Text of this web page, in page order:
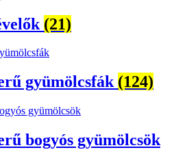
(21)
gyümölcsfák (124)
bogyós gyümölcsök